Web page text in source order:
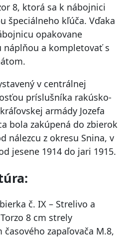
8, ktorá sa k nábojnici
špeciálneho kľúča. Vďaka
opakovane
náplňou a kompletovať s
v centrálnej
príslušníka rakúsko-
armády Jozefa
bola zakúpená do zbierok
nálezcu z okresu Snina, v
jesene 1914 do jari 1915.
č. IX – Strelivo a
8 cm strely
zapaľovača M.8,